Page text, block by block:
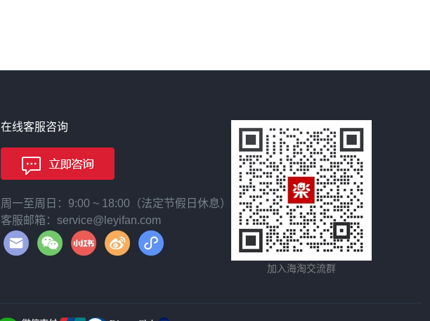
在线客服咨询
周一至周日：9:00 ~ 18:00（法定节假日休息）
客服邮箱：service@leyifan.com
加入海淘交流群